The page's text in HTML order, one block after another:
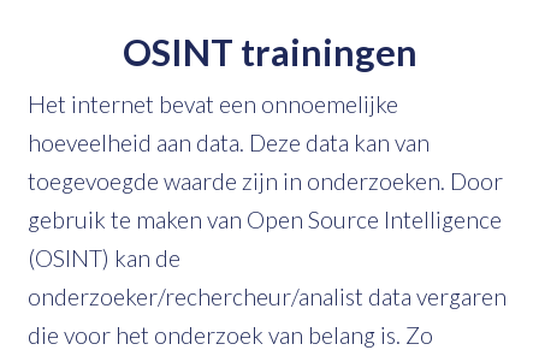
OSINT trainingen
Het internet bevat een onnoemelijke
hoeveelheid aan data. Deze data kan van
toegevoegde waarde zijn in onderzoeken. Door
gebruik te maken van Open Source Intelligence
(OSINT) kan de
onderzoeker/rechercheur/analist data vergaren
die voor het onderzoek van belang is. Zo